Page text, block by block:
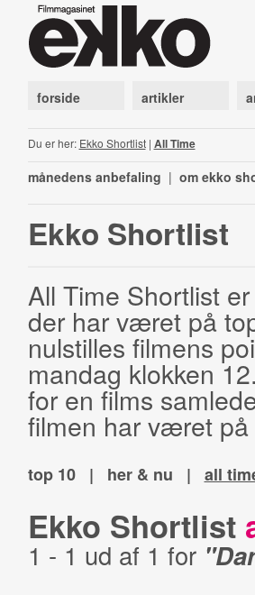
forside artikler
Du er her: Ekko Shortlist| All Time
månedens anbefaling | om ekko
Ekko Shortlist
All Time Shortlist
der har været på
nulstilles filmens
mandag klokken
for en films
filmen har været på
top 10 | her & nu | all
Ekko Shortlist
1 - 1 ud af 1 for